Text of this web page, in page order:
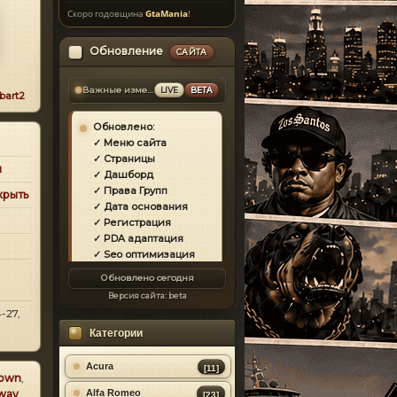
bart2
27,
,
Скоро годовщинаGtaMania!
Обновление САЙТА
Важные изменения LIVE BETA
Обновлено:
✓ Меню сайта
✓ Страницы
✓ Дашборд
✓ Права Групп
✓ Дата основания
✓ Регистрация
✓ PDA адаптация
✓ Seo оптимизация
✓ Загрузка страниц
✓ Моды
✓ Главная
✓ Репутация
✓ Золотой коммент
✓ Футер
✓ Форум
Обновлено сегодня
Версия сайта: beta
Категории
Acura [11]
Alfa Romeo [23]